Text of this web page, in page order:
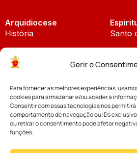
Gerir o
Para fornecer as melhores experiências,
cookies para armazenar e/ou aceder a
Consentir com essas tecnologias nos
comportamento de navegação ou IDs
ou retirar o consentimento pode afetar
funções.
Arquidiocese
História
Padroeira
Santo
Notícias
Notícias da Arquidiocese
Notícias Cáritas
Cúria
Fundo